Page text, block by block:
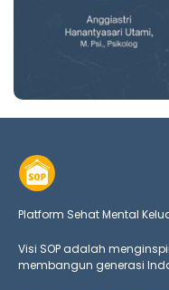
Platform Sehat Mental
Visi SOP adalah
membangun generasi